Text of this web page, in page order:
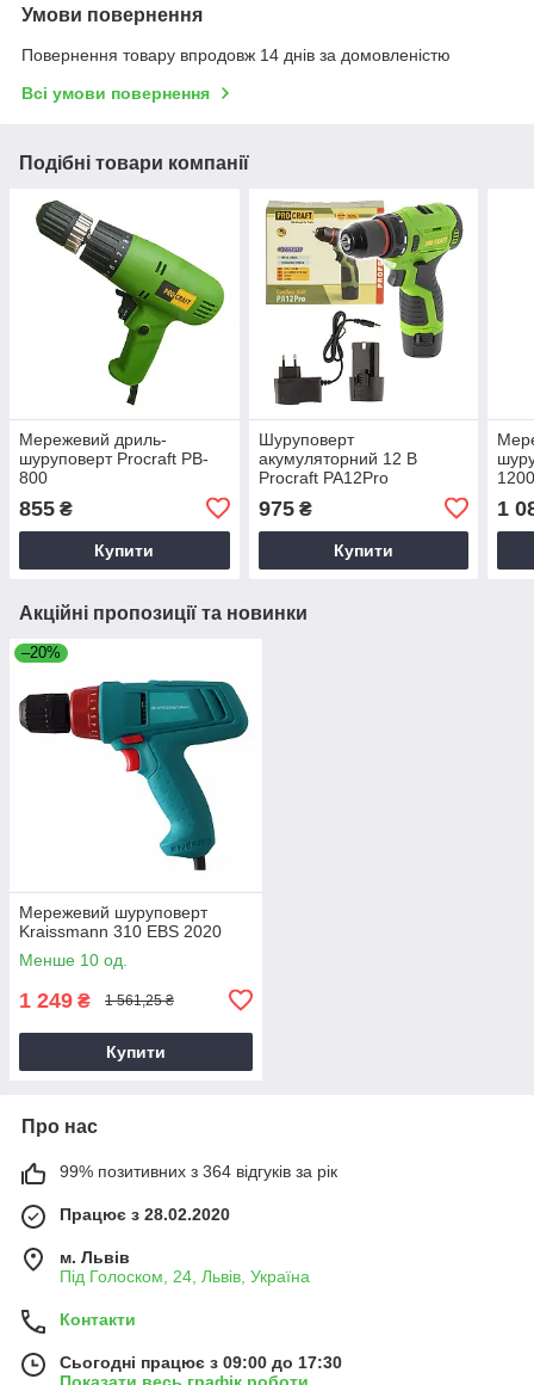
Умови повернення
Повернення товару впродовж 14 днів за домовленістю
Всі умови повернення
Подібні товари компанії
Мережевий дриль-
шуруповерт Procraft PB-
800
855 ₴
Купити
Шуруповерт
акумуляторний 12 В
Procraft PA12Pro
безщітковий (1 АКБ, 2 А/
год)
975₴
Купити
1
Акційні пропозиції та новинки
–20%
Мережевий шуруповерт
Kraissmann 310 EBS 2020
Менше 10 од.
1 249 ₴ 1 561,25 ₴
Купити
Про нас
99% позитивних з 364 відгуків за рік
Працює з 28.02.2020
м. Львів
Під Голоском, 24, Львів, Україна
Контакти
Сьогодні працює з 09:00 до 17:30